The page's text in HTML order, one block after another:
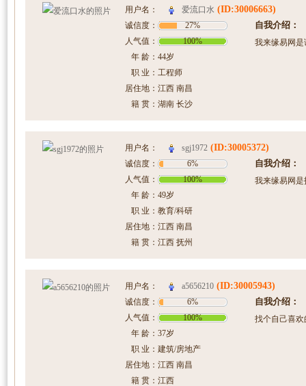
用户名： 爱流口水 (ID:30006663)
诚信度：
27%
人气值：
100%
年 龄： 44岁
职 业： 工程师
居住地： 江西 南昌
籍 贯： 湖南 长沙
自我介绍：
我来缘易网
用户名： sgj1972 (ID:30005372)
诚信度：
6%
人气值：
100%
年 龄： 49岁
职 业： 教育/科研
居住地： 江西 南昌
籍 贯： 江西 抚州
自我介绍：
我来缘易网是
用户名： a5656210 (ID:30005943)
诚信度：
6%
人气值：
100%
年 龄： 37岁
职 业： 建筑/房地产
居住地： 江西 南昌
籍 贯： 江西
自我介绍：
找个自己喜欢